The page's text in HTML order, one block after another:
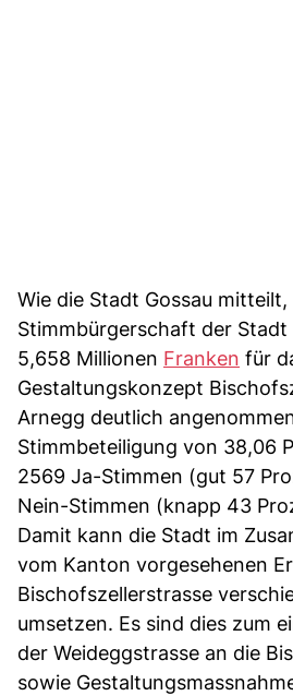
Wie die Stadt Gossau
Stimmbürgerschaft der
5,658 Millionen Franken für
Gestaltungskonzept
Arnegg deutlich
Stimmbeteiligung von 38,06
2569 Ja-Stimmen (gut 57
Nein-Stimmen (knapp 43
Damit kann die Stadt im
vom Kanton vorgesehenen
Bischofszellerstrasse
umsetzen. Es sind dies zum
der Weideggstrasse an die
sowie